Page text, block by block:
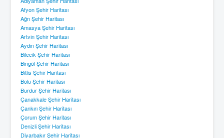
Afyon Şehir Haritası
Ağrı Şehir Haritası
Amasya Şehir Haritası
Artvin Şehir Haritası
Aydın Şehir Haritası
Bilecik Şehir Haritası
Bingöl Şehir Haritası
Bitlis Şehir Haritası
Bolu Şehir Haritası
Burdur Şehir Haritası
Çanakkale Şehir Haritası
Çankırı Şehir Haritası
Çorum Şehir Haritası
Denizli Şehir Haritası
Diyarbakır Şehir Haritası